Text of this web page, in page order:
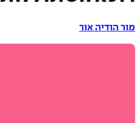
מור הודיה אור